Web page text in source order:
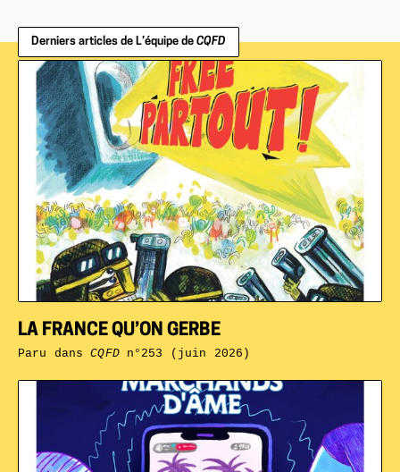
Derniers articles de L’équipe de CQFD
LA FRANCE QU’ON GERBE
Paru dansCQFDn°253 (juin 2026)